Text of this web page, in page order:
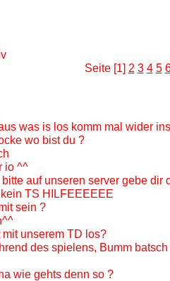
Seite [1] 2 3 4 5
was is los komm mal wider
wo bist du ?
io ^^
bitte auf unseren server gebe dir
TS HILFEEEEEE
sein ?
mit unserem TD los?
des spielens, Bumm
wie gehts denn so ?